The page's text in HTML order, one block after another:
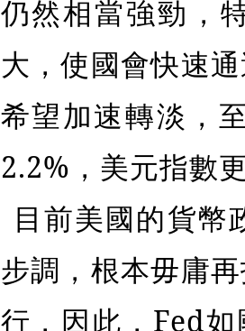
仍然相當強勁，
大，使國會快速
希望加速轉淡，
2.2%，美元指數
目前美國的貨幣
步調，根本毋庸
行，因此，Fed